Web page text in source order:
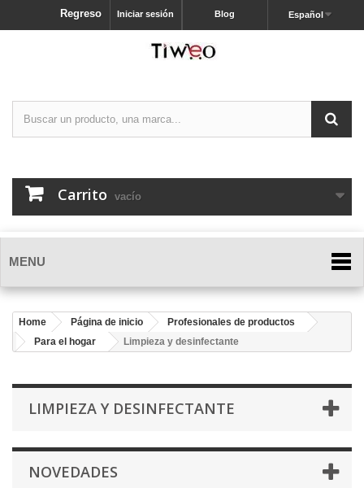
Español
Blog
Iniciar sesión
Regreso
Carrito vacío
MENU
Home Página de inicio
Profesionales de productos
Para el hogar
Limpieza y desinfectante
LIMPIEZA Y DESINFECTANTE
NOVEDADES